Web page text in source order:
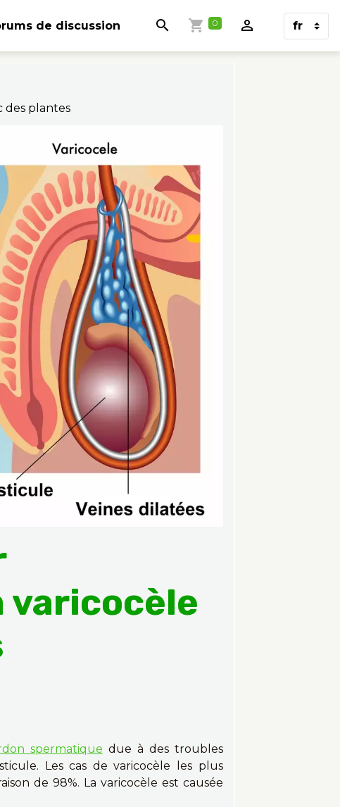
de discussion 0
des plantes
spermatique due à des troubles
Les cas de varicocèle les plus
de 98%. La varicocèle est causée